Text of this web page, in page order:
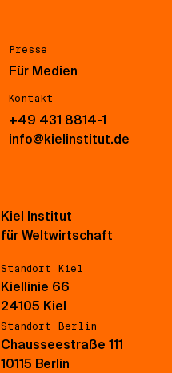
Presse
Für Medien
Kontakt
+49 431 8814-1
info@kielinstitut.de
Kiel Institut
für Weltwirtschaft
Standort Kiel
Kiellinie 66
24105 Kiel
Standort Berlin
Chausseestraße 111
10115 Berlin